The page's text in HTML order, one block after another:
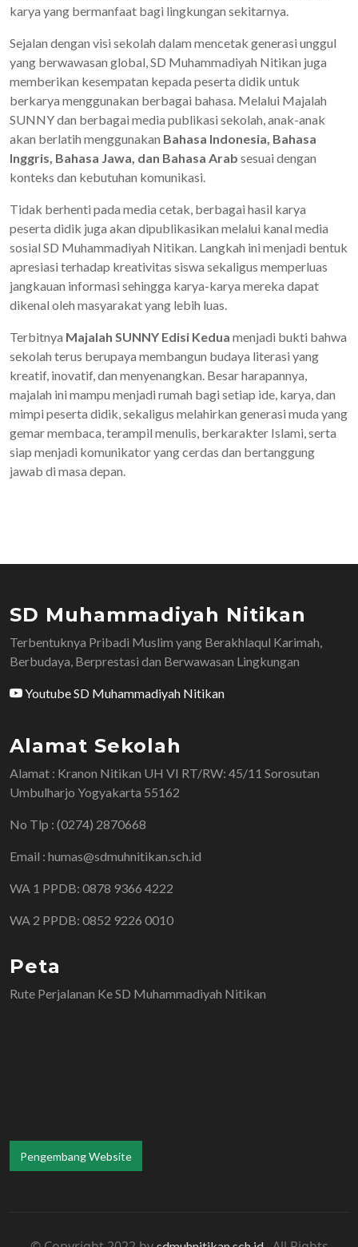
karya yang bermanfaat bagi lingkungan sekitarnya.
Sejalan dengan visi sekolah dalam mencetak generasi unggul
yang berwawasan global, SD Muhammadiyah Nitikan juga
memberikan kesempatan kepada peserta didik untuk
berkarya menggunakan berbagai bahasa. Melalui Majalah
SUNNY dan berbagai media publikasi sekolah, anak-anak
akan berlatih menggunakan Bahasa Indonesia, Bahasa
Inggris, Bahasa Jawa, dan Bahasa Arab sesuai dengan
konteks dan kebutuhan komunikasi.
Tidak berhenti pada media cetak, berbagai hasil karya
peserta didik juga akan dipublikasikan melalui kanal media
sosial SD Muhammadiyah Nitikan. Langkah ini menjadi bentuk
apresiasi terhadap kreativitas siswa sekaligus memperluas
jangkauan informasi sehingga karya-karya mereka dapat
dikenal oleh masyarakat yang lebih luas.
Terbitnya Majalah SUNNY Edisi Kedua menjadi bukti bahwa
sekolah terus berupaya membangun budaya literasi yang
kreatif, inovatif, dan menyenangkan. Besar harapannya,
majalah ini mampu menjadi rumah bagi setiap ide, karya, dan
mimpi peserta didik, sekaligus melahirkan generasi muda yang
gemar membaca, terampil menulis, berkarakter Islami, serta
siap menjadi komunikator yang cerdas dan bertanggung
jawab di masa depan.
SD Muhammadiyah Nitikan
Terbentuknya Pribadi Muslim yang Berakhlaqul Karimah,
Berbudaya, Berprestasi dan Berwawasan Lingkungan
Youtube SD Muhammadiyah Nitikan
Alamat Sekolah
Alamat : Kranon Nitikan UH VI RT/RW: 45/11 Sorosutan
Umbulharjo Yogyakarta 55162
No Tlp : (0274) 2870668
Email : humas@sdmuhnitikan.sch.id
WA 1 PPDB: 0878 9366 4222
WA 2 PPDB: 0852 9226 0010
Peta
Rute Perjalanan Ke SD Muhammadiyah Nitikan
Pengembang Website